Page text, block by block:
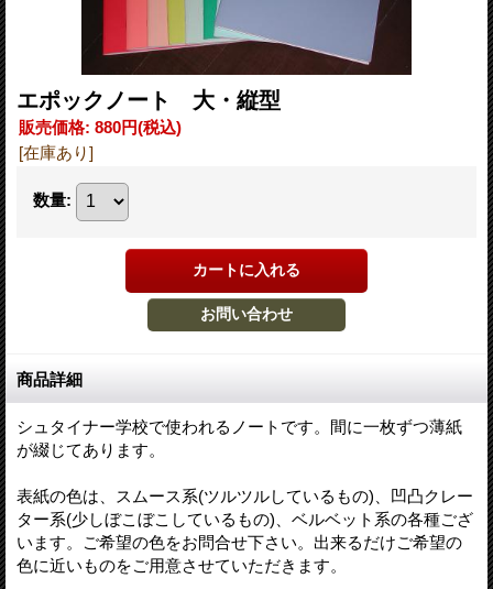
エポックノート 大・縦型
販売価格: 880円(税込)
[在庫あり]
数量:
商品詳細
シュタイナー学校で使われるノートです。間に一枚ずつ薄紙
が綴じてあります。
表紙の色は、スムース系(ツルツルしているもの)、凹凸クレー
ター系(少しぼこぼこしているもの)、ベルベット系の各種ござ
います。ご希望の色をお問合せ下さい。出来るだけご希望の
色に近いものをご用意させていただきます。